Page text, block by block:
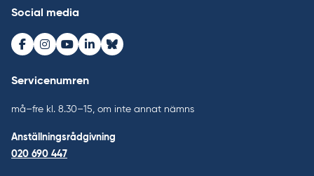
Social media
Facebook
Instagram
Youtube
LinkedInBluesky
Servicenumren
må–fre kl. 8.30–15, om inte annat nämns
Anställningsrådgivning
020 690 447